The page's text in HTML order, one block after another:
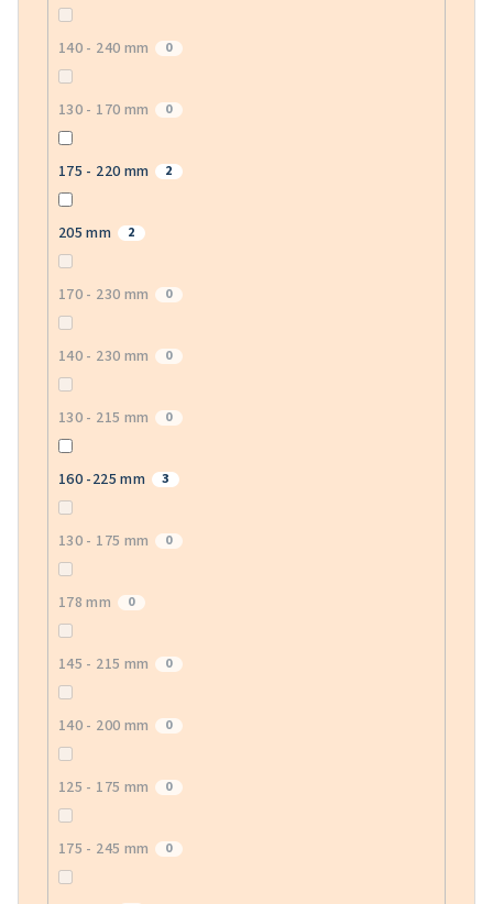
140 - 240 mm 0
130 - 170 mm 0
175 - 220 mm 2
205 mm 2
170 - 230 mm 0
140 - 230 mm 0
130 - 215 mm 0
160 -225 mm 3
130 - 175 mm 0
178 mm 0
145 - 215 mm 0
140 - 200 mm 0
125 - 175 mm 0
175 - 245 mm 0